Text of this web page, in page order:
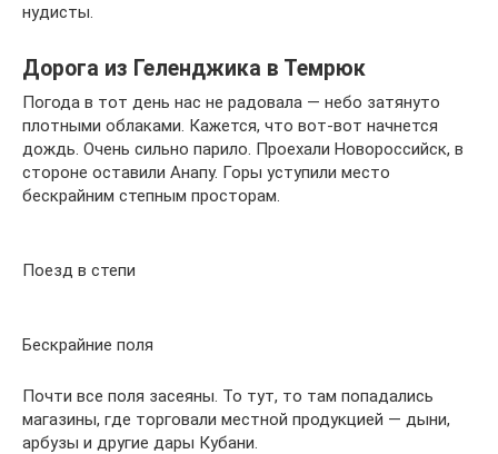
нудисты.
Дорога из Геленджика в Темрюк
Погода в тот день нас не радовала — небо затянуто
плотными облаками. Кажется, что вот-вот начнется
дождь. Очень сильно парило. Проехали Новороссийск, в
стороне оставили Анапу. Горы уступили место
бескрайним степным просторам.
Поезд в степи
Бескрайние поля
Почти все поля засеяны. То тут, то там попадались
магазины, где торговали местной продукцией — дыни,
арбузы и другие дары Кубани.